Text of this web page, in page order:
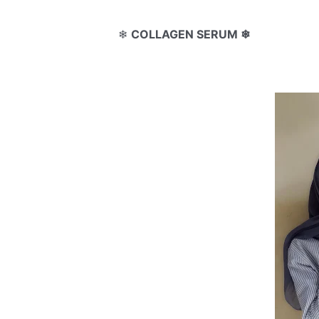
❄ COLLAGEN SERUM ❄